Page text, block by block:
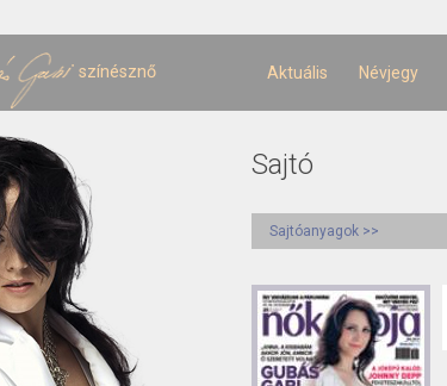
tartalomra
színésznő Aktuális Névjegy
Sajtó
Sajtóanyagok >>